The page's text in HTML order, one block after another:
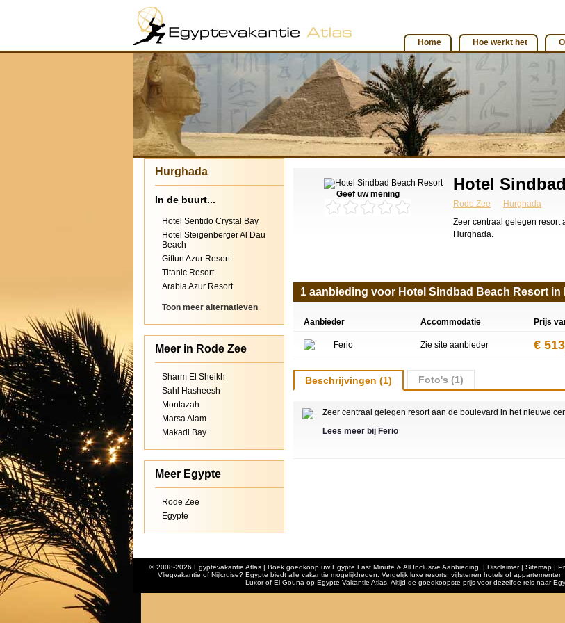
Home Hoe werkt het
Hurghada
In de buurt...
Hotel Sentido Crystal Bay
Hotel Steigenberger Al Dau
Beach
Giftun Azur Resort
Titanic Resort
Arabia Azur Resort
Toon meer alternatieven
Meer in Rode Zee
Sharm El Sheikh
Sahl Hasheesh
Montazah
Marsa Alam
Makadi Bay
Meer Egypte
Rode Zee
Egypte
Geef uw mening
Hotel
Rode Zee
Hurghada
Zeer centraal gelegen resort
Hurghada.
1 aanbieding voor Hotel Sindbad Beach Resort in
Aanbieder Accommodatie Prijs
Ferio Zie site aanbieder €
Beschrijvingen (1) Foto's (1)
Zeer centraal gelegen resort aan de boulevard in het nieuwe
Lees meer bij Ferio
© 2008-2026 Egyptevakantie Atlas | Boek goedkoop uw Egypte Last Minute & All Inclusive Aanbieding. | Disclaimer | Sitemap |
Vliegvakantie of Nijlcruise? Egypte biedt alle vakantie mogelijkheden. Vergelijk luxe resorts, vijfsterren hotels of
Luxor of El Gouna op Egypte Vakantie Atlas. Altijd de goedkoopste prijs voor dezelfde reis naar